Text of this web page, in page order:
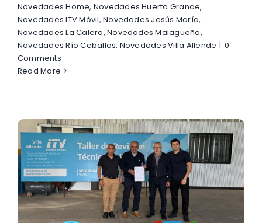
Novedades Home, Novedades Huerta Grande,
Novedades ITV Móvil,Novedades Jesús María,
Novedades La Calera,Novedades Malagueño,
Novedades Río Ceballos, Novedades Villa Allende | 0
Comments
Read More